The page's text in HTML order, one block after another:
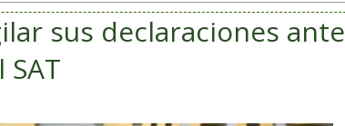
sus declaraciones ante